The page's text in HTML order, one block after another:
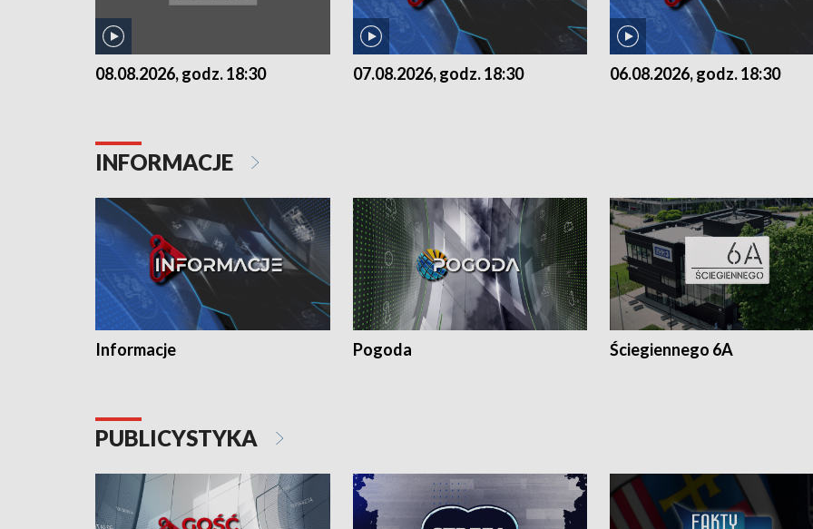
08.08.2026, godz. 18:30 07.08.2026, godz. 18:30 06.08.2026, godz. 18:30
INFORMACJE
Informacje Pogoda Ściegiennego 6A
PUBLICYSTYKA